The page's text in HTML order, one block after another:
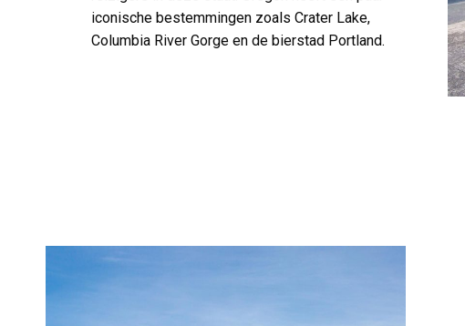
iconische bestemmingen zoals Crater Lake,
Columbia River Gorge en de bierstad Portland.